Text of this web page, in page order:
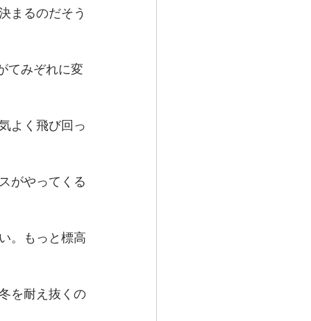
まるのだそう
てみぞれに変
よく飛び回っ
がやってくる
。もっと標高
を耐え抜くの